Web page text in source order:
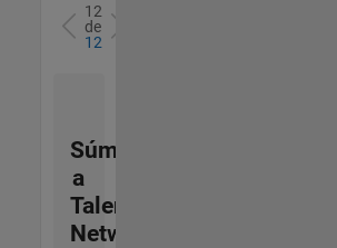
12
de
12
Súmese
a
Talent
Network